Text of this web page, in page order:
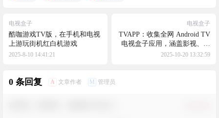
电视盒子
酷咖游戏TV版，在手机和电视
上游玩街机红白机游戏
2025-8-10 14:41:21
电视盒子
TVAPP：收集全网 Android TV
电视盒子应用，涵盖影视、直
播、K歌、工具、游戏等类型
2025-10-20 13:32:59
0 条回复 A 文章作者 M 管理员